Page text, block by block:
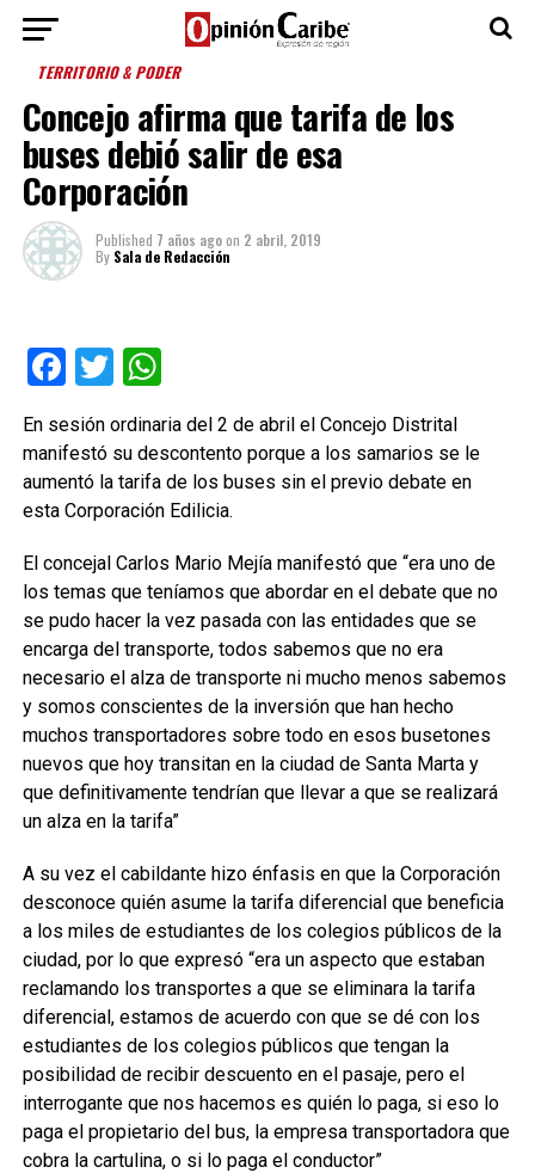
TERRITORIO & PODER
Concejo afirma que tarifa de los
buses debió salir de esa
Corporación
Published 7 años agoon 2 abril, 2019
By Sala de Redacción
Facebook
TwitterWhatsApp
En sesión ordinaria del 2 de abril el Concejo Distrital
manifestó su descontento porque a los samarios se le
aumentó la tarifa de los buses sin el previo debate en
esta Corporación Edilicia.
El concejal Carlos Mario Mejía manifestó que “era uno de
los temas que teníamos que abordar en el debate que no
se pudo hacer la vez pasada con las entidades que se
encarga del transporte, todos sabemos que no era
necesario el alza de transporte ni mucho menos sabemos
y somos conscientes de la inversión que han hecho
muchos transportadores sobre todo en esos busetones
nuevos que hoy transitan en la ciudad de Santa Marta y
que definitivamente tendrían que llevar a que se realizará
un alza en la tarifa”
A su vez el cabildante hizo énfasis en que la Corporación
desconoce quién asume la tarifa diferencial que beneficia
a los miles de estudiantes de los colegios públicos de la
ciudad, por lo que expresó “era un aspecto que estaban
reclamando los transportes a que se eliminara la tarifa
diferencial, estamos de acuerdo con que se dé con los
estudiantes de los colegios públicos que tengan la
posibilidad de recibir descuento en el pasaje, pero el
interrogante que nos hacemos es quién lo paga, si eso lo
paga el propietario del bus, la empresa transportadora que
cobra la cartulina, o si lo paga el conductor”